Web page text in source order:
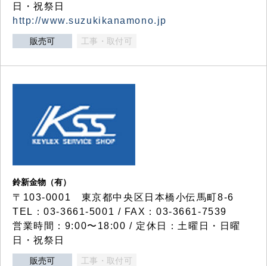
日・祝祭日
http://www.suzukikanamono.jp
販売可 工事・取付可
鈴新金物（有）
〒103-0001 東京都中央区日本橋小伝馬町8-6
TEL：03-3661-5001 / FAX：03-3661-7539
営業時間：9:00〜18:00 / 定休日：土曜日・日曜
日・祝祭日
販売可 工事・取付可